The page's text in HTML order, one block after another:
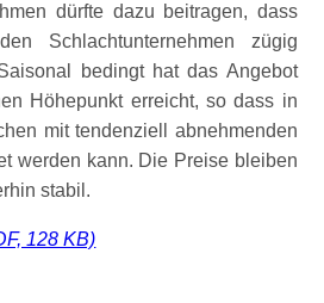
dürfte dazu beitragen, dass
Schlachtunternehmen zügig
bedingt hat das Angebot
Höhepunkt erreicht, so dass in
mit tendenziell abnehmenden
werden kann. Die Preise bleiben
stabil.
128 KB)